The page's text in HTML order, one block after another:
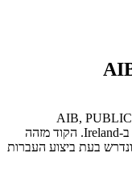
‏AIBKIE2D הוא קוד SWIFT/BIC של AIB, PUBLIC
LIMITED COMPANY, בנק הממוקם ב-Ireland. הקוד מזהה
באופן ייחודי את המוסד ברשת SWIFT ונדרש בעת ביצוע העברות